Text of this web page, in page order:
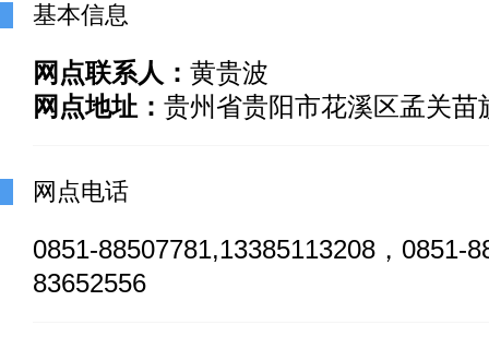
基本信息
网点联系人： 黄贵波
网点地址： 贵州省贵阳市花溪区孟关苗
网点电话
0851-88507781,13385113208，0851-
83652556